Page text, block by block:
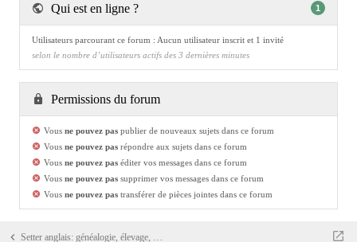
Qui est en ligne ? 1
Utilisateurs parcourant ce forum : Aucun utilisateur inscrit et 1 invité
selon le nombre d’utilisateurs actifs des 3 dernières minutes
Permissions du forum
Vous ne pouvez pas publier de nouveaux sujets dans ce forum
Vous ne pouvez pas répondre aux sujets dans ce forum
Vous ne pouvez pas éditer vos messages dans ce forum
Vous ne pouvez pas supprimer vos messages dans ce forum
Vous ne pouvez pas transférer de pièces jointes dans ce forum